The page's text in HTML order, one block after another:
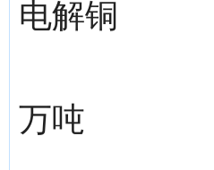
电解铜
万吨